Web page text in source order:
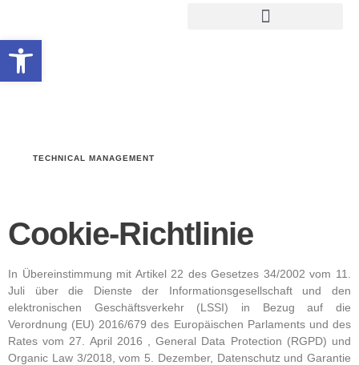
TECHNICAL MANAGEMENT
Cookie-Richtlinie
In Übereinstimmung mit Artikel 22 des Gesetzes 34/2002 vom 11.
Juli über die Dienste der Informationsgesellschaft und den
elektronischen Geschäftsverkehr (LSSI) in Bezug auf die
Verordnung (EU) 2016/679 des Europäischen Parlaments und des
Rates vom 27. April 2016 , General Data Protection (RGPD) und
Organic Law 3/2018, vom 5. Dezember, Datenschutz und Garantie
Werkzeugleiste öffnen